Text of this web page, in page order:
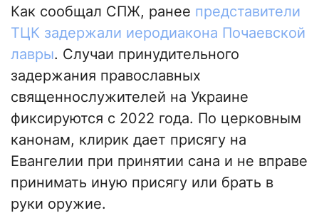
Как сообщал СПЖ, ранее представители
ТЦК задержали иеродиакона Почаевской
лавры. Случаи принудительного
задержания православных
священнослужителей на Украине
фиксируются с 2022 года. По церковным
канонам, клирик дает присягу на
Евангелии при принятии сана и не вправе
принимать иную присягу или брать в
руки оружие.